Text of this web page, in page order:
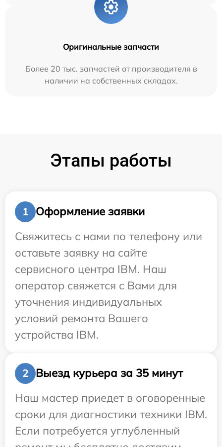
Оригинальные запчасти
Более 20 тыс. запчастей от производителя в
наличии на собственных складах.
Этапы работы
1
Оформление заявки
Свяжитесь с нами по телефону или
оставьте заявку на сайте
сервисного центра IBM. Наш
оператор свяжется с Вами для
уточнения индивидуальных
условий ремонта Вашего
устройства IBM.
2
Выезд курьера за 35 минут
Наш мастер приедет в оговоренные
сроки для диагностики техники IBM.
Если потребуется углубленный